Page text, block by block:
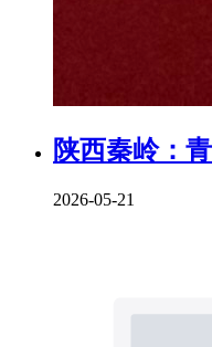
陕西秦岭：
2026-05-21